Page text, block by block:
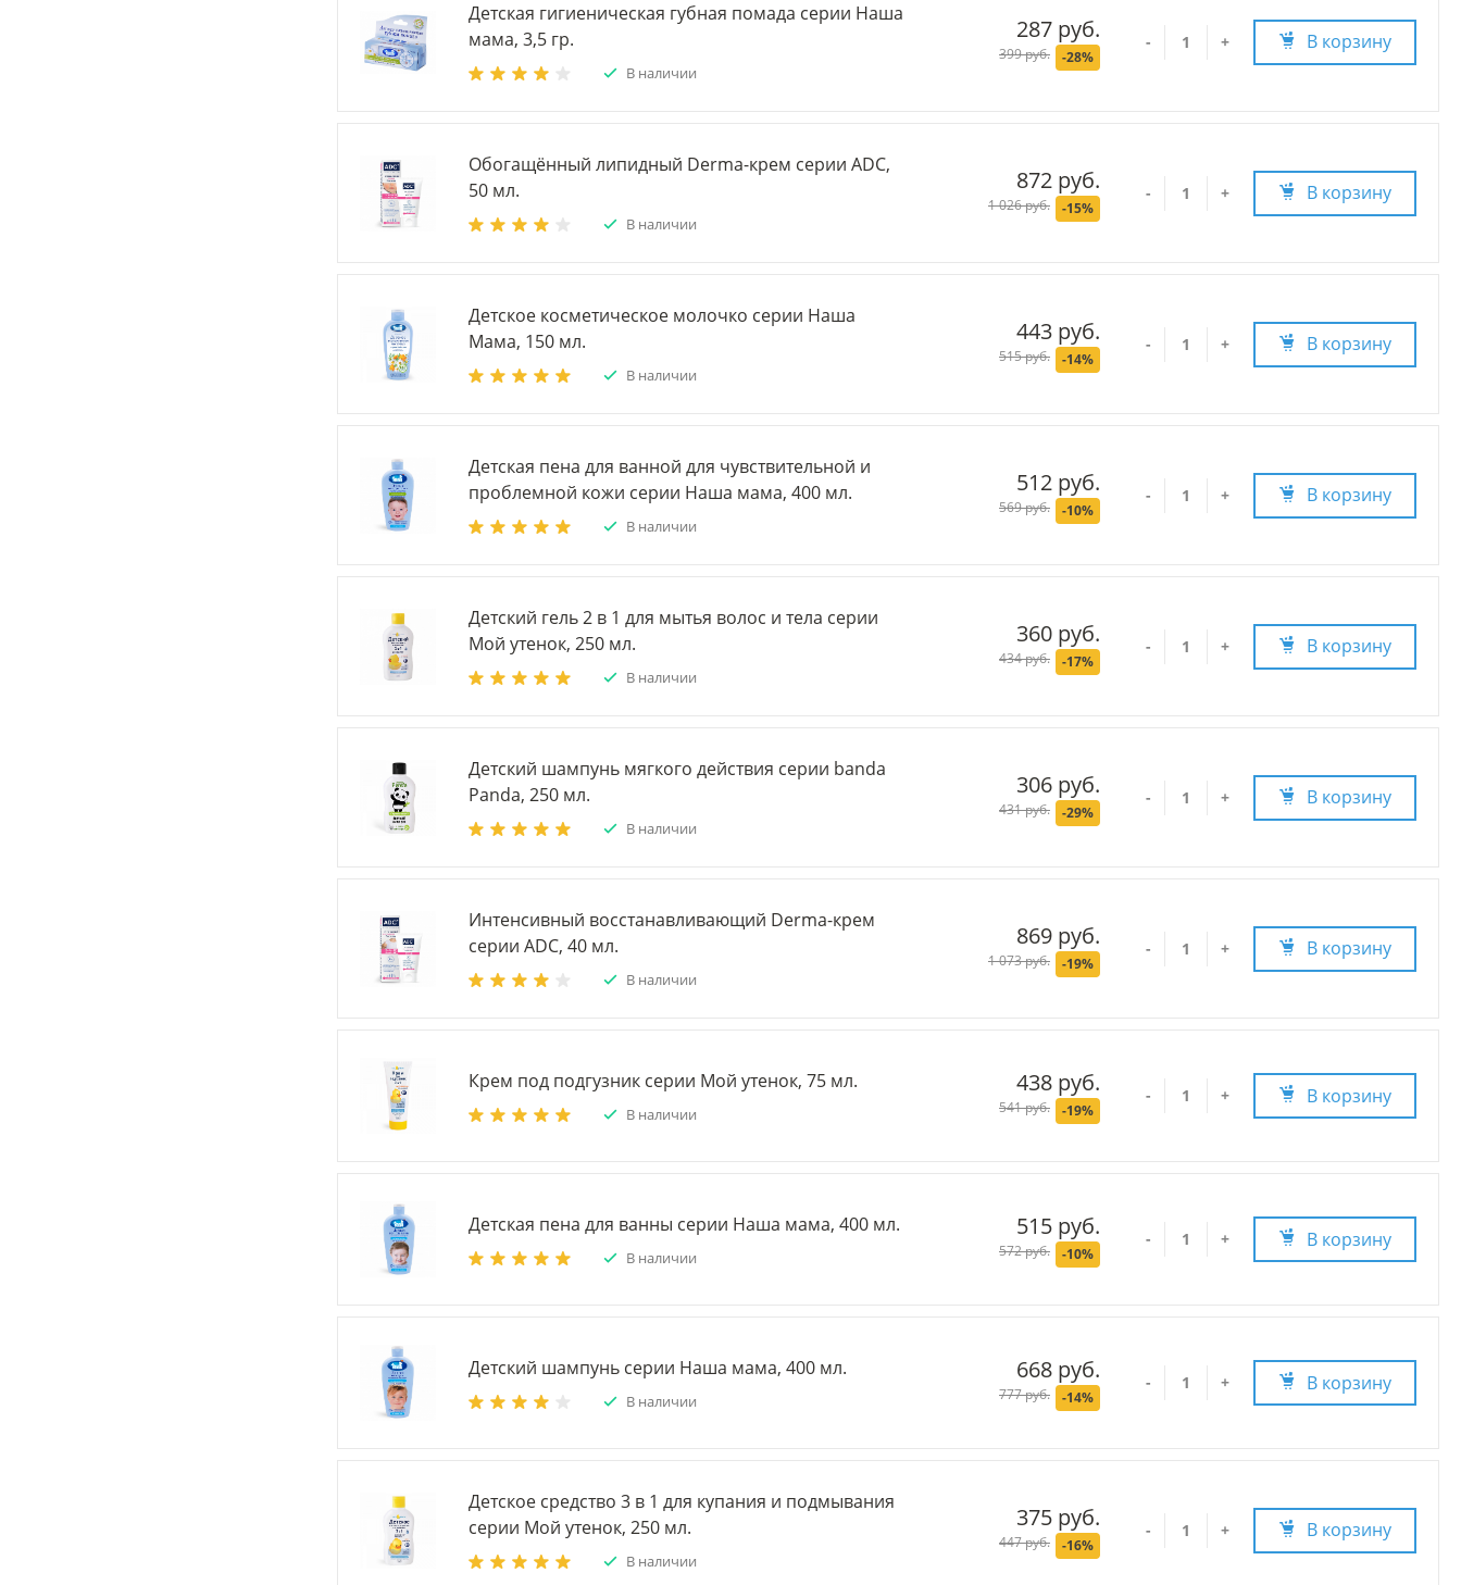
Детская гигиеническая губная помада серии Наша
мама, 3,5 гр.
В наличии
287 руб.
399 руб. -28%
- + В корзину
Обогащённый липидный Derma-крем серии ADC,
50 мл.
В наличии
872 руб.
1 026 руб. -15%
- + В корзину
Детское косметическое молочко серии Наша
Мама, 150 мл.
В наличии
443 руб.
515 руб. -14%
- + В корзину
Детская пена для ванной для чувствительной и
проблемной кожи серии Наша мама, 400 мл.
В наличии
512 руб.
569 руб. -10%
- + В корзину
Детский гель 2 в 1 для мытья волос и тела серии
Мой утенок, 250 мл.
В наличии
360 руб.
434 руб. -17%
- + В корзину
Детский шампунь мягкого действия серии banda
Panda, 250 мл.
В наличии
306 руб.
431 руб. -29%
- + В корзину
Интенсивный восстанавливающий Derma-крем
серии ADC, 40 мл.
В наличии
869 руб.
1 073 руб. -19%
- + В корзину
Крем под подгузник серии Мой утенок, 75 мл.
В наличии
438 руб.
541 руб. -19%
- + В корзину
Детская пена для ванны серии Наша мама, 400 мл.
В наличии
515 руб.
572 руб. -10%
- + В корзину
Детский шампунь серии Наша мама, 400 мл.
В наличии
668 руб.
777 руб. -14%
- + В корзину
Детское средство 3 в 1 для купания и подмывания
серии Мой утенок, 250 мл.
В наличии
375 руб.
447 руб. -16%
- + В корзину